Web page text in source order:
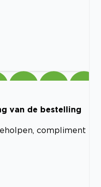
van de bestelling
compliment